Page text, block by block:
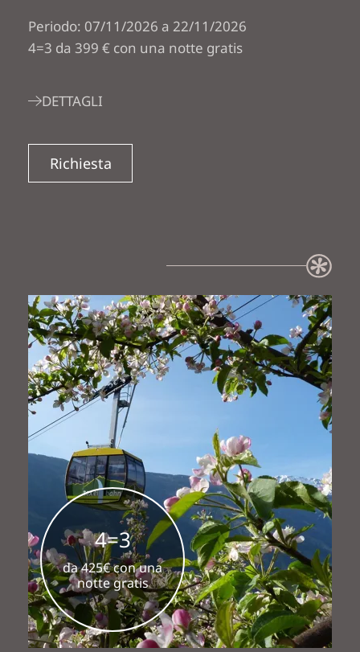
Periodo: 07/11/2026 a 22/11/2026
4=3 da 399 € con una notte gratis
DETTAGLI
Richiesta
4=3
da 425€ con una
notte gratis